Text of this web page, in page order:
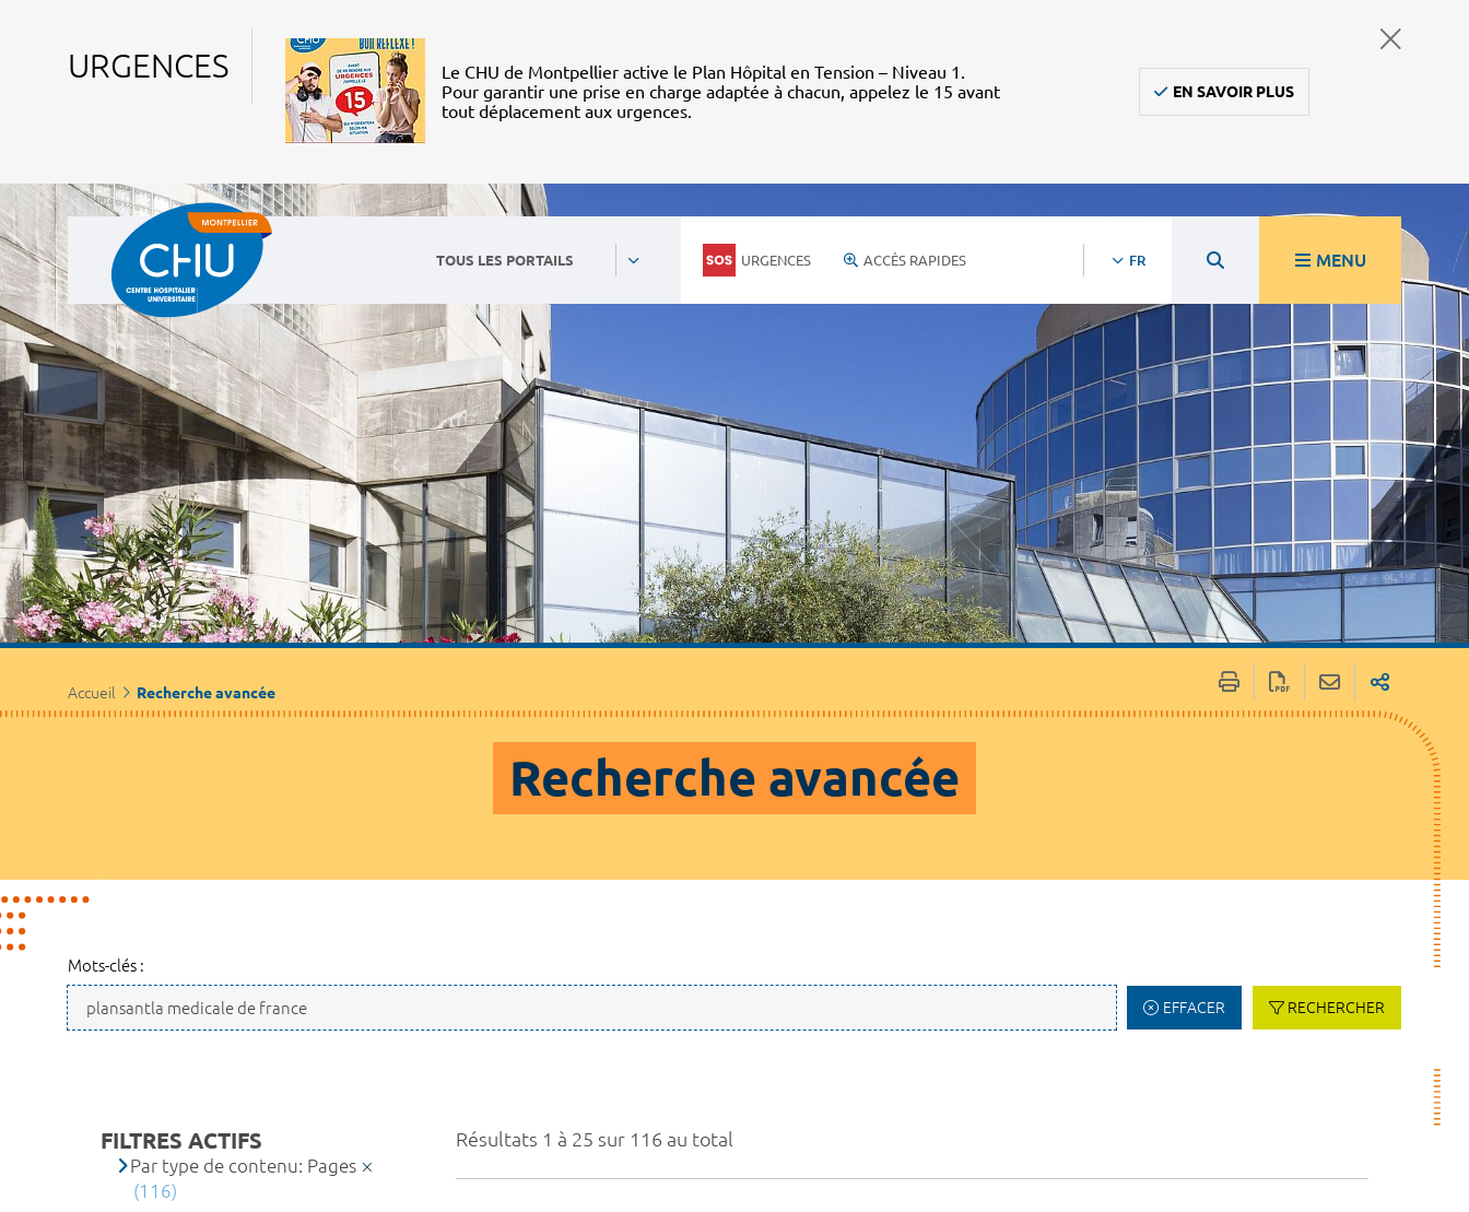
URGENCES
Le CHU de Montpellier active le Plan Hôpital en Tension – Niveau 1.
Pour garantir une prise en charge adaptée à chacun, appelez le 15 avant
tout déplacement aux urgences.
EN SAVOIR PLUS
TOUS LES PORTAILS URGENCES ACCÈS RAPIDES FR MENU
Accueil Recherche avancée
Recherche avancée
Mots-clés :
EFFACER RECHERCHER
Résultats 1 à 25 sur 116 au total
FILTRES ACTIFS
Par type de contenu: Pages
(116)